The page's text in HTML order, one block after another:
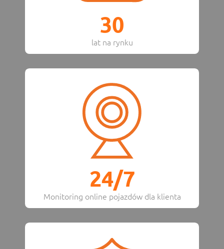
30
lat na rynku
24/7
Monitoring online pojazdów dla klienta